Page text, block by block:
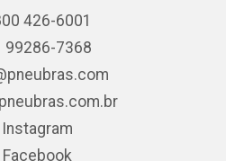
426-6001
99286-7368
Instagram
Facebook